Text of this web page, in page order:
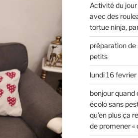
Activité du
avec des
tortue ninja,
préparation
petits
lundi 16
bonjour quand
écolo sans
qu’en plus ça
de promener «